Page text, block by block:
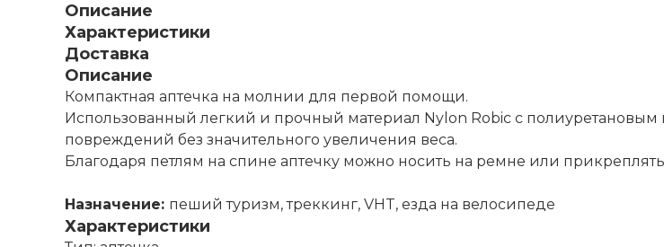
Описание
Характеристики
Доставка
Описание
Компактная аптечка на молнии для первой помощи.
Использованный легкий и прочный материал Nylon Robic с
повреждений без значительного увеличения веса.
Благодаря петлям на спине аптечку можно носить на ремне или
Назначение: пеший туризм, треккинг, VHT, езда на велосипеде
Характеристики